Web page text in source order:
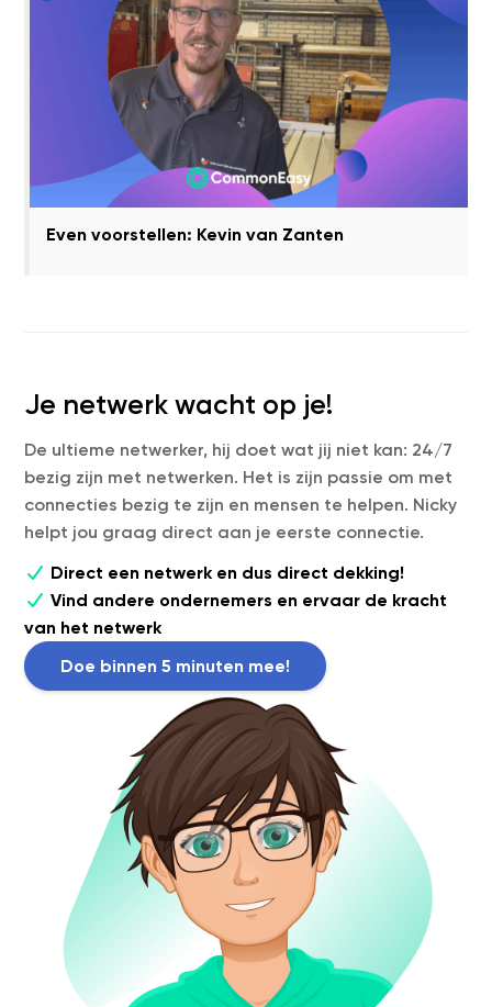
Even voorstellen: Kevin van Zanten
Je netwerk wacht op je!
De ultieme netwerker, hij doet wat jij niet kan: 24/7
bezig zijn met netwerken. Het is zijn passie om met
connecties bezig te zijn en mensen te helpen. Nicky
helpt jou graag direct aan je eerste connectie.
Direct een netwerk en dus direct dekking!
Vind andere ondernemers en ervaar de kracht
van het netwerk
Doe binnen 5 minuten mee!